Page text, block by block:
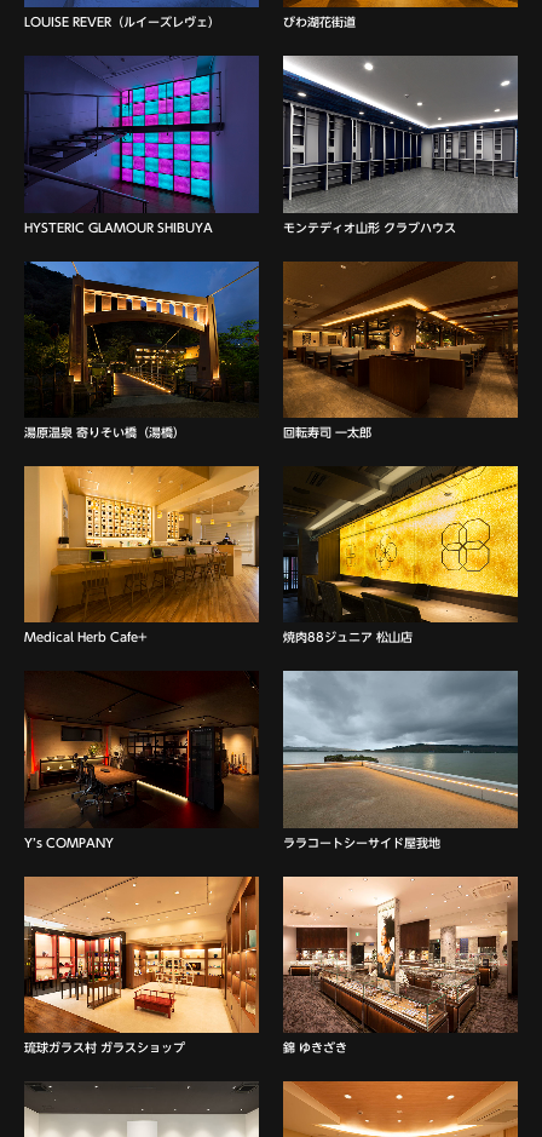
LOUISE REVER（ルイーズレヴェ） びわ湖花街道
HYSTERIC GLAMOUR SHIBUYA モンテディオ山形 クラブハウス
湯原温泉 寄りそい橋（湯橋） 回転寿司 一太郎
Medical Herb Cafe+ 焼肉88ジュニア 松山店
Y’s COMPANY ララコートシーサイド屋我地
琉球ガラス村 ガラスショップ 錦 ゆきざき